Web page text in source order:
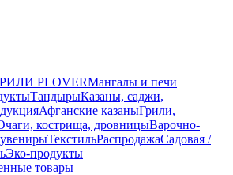
PLOVERМангалы и печи
ТандырыКазаны, саджи,
Афганские казаныГрили,
кострища, дровницыВарочно-
ТекстильРаспродажаСадовая /
Эко-продукты
товары